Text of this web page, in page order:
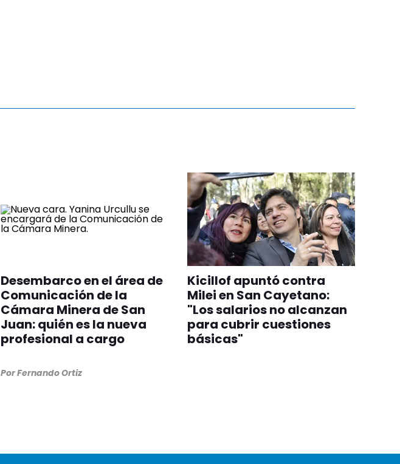
Desembarco en el área de
Comunicación de la
Cámara Minera de San
Juan: quién es la nueva
profesional a cargo
PorFernando Ortiz
Kicillof apuntó contra
Milei en San Cayetano:
"Los salarios no alcanzan
para cubrir cuestiones
básicas"